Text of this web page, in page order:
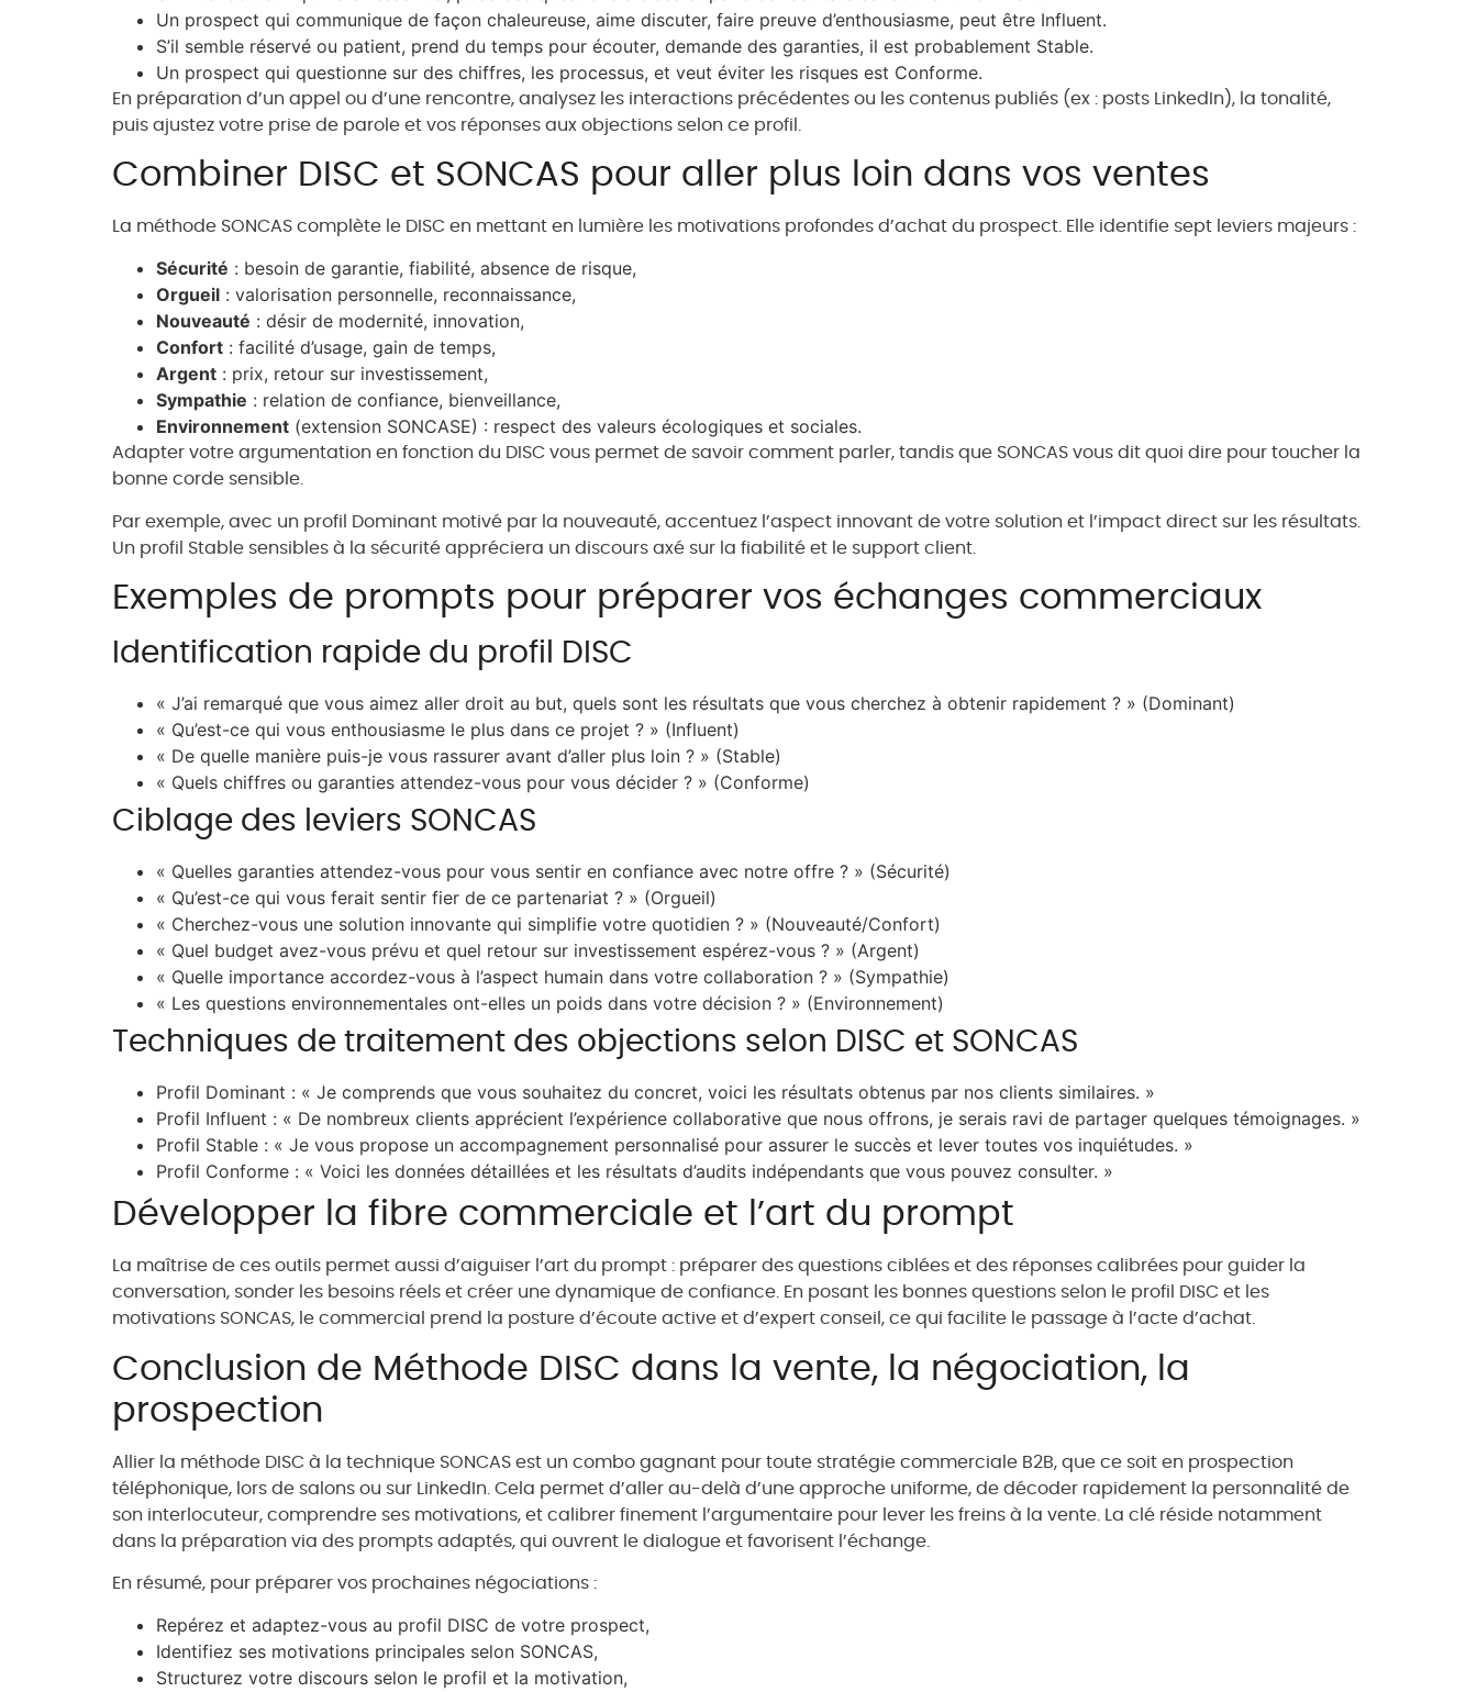
Un prospect qui communique de façon chaleureuse, aime discuter, faire preuve d’enthousiasme, peut être Influent.
S’il semble réservé ou patient, prend du temps pour écouter, demande des garanties, il est probablement Stable.
Un prospect qui questionne sur des chiffres, les processus, et veut éviter les risques est Conforme.
En préparation d’un appel ou d’une rencontre, analysez les interactions précédentes ou les contenus publiés (ex : posts LinkedIn), la tonalité,
puis ajustez votre prise de parole et vos réponses aux objections selon ce profil.
Combiner DISC et SONCAS pour aller plus loin dans vos ventes
La méthode SONCAS complète le DISC en mettant en lumière les motivations profondes d’achat du prospect. Elle identifie sept leviers majeurs :
Sécurité : besoin de garantie, fiabilité, absence de risque,
Orgueil : valorisation personnelle, reconnaissance,
Nouveauté : désir de modernité, innovation,
Confort : facilité d’usage, gain de temps,
Argent : prix, retour sur investissement,
Sympathie : relation de confiance, bienveillance,
Environnement (extension SONCASE) : respect des valeurs écologiques et sociales.
Adapter votre argumentation en fonction du DISC vous permet de savoir comment parler, tandis que SONCAS vous dit quoi dire pour toucher la
bonne corde sensible.
Par exemple, avec un profil Dominant motivé par la nouveauté, accentuez l’aspect innovant de votre solution et l’impact direct sur les résultats.
Un profil Stable sensibles à la sécurité appréciera un discours axé sur la fiabilité et le support client.
Exemples de prompts pour préparer vos échanges commerciaux
Identification rapide du profil DISC
« J’ai remarqué que vous aimez aller droit au but, quels sont les résultats que vous cherchez à obtenir rapidement ? » (Dominant)
« Qu’est-ce qui vous enthousiasme le plus dans ce projet ? » (Influent)
« De quelle manière puis-je vous rassurer avant d’aller plus loin ? » (Stable)
« Quels chiffres ou garanties attendez-vous pour vous décider ? » (Conforme)
Ciblage des leviers SONCAS
« Quelles garanties attendez-vous pour vous sentir en confiance avec notre offre ? » (Sécurité)
« Qu’est-ce qui vous ferait sentir fier de ce partenariat ? » (Orgueil)
« Cherchez-vous une solution innovante qui simplifie votre quotidien ? » (Nouveauté/Confort)
« Quel budget avez-vous prévu et quel retour sur investissement espérez-vous ? » (Argent)
« Quelle importance accordez-vous à l’aspect humain dans votre collaboration ? » (Sympathie)
« Les questions environnementales ont-elles un poids dans votre décision ? » (Environnement)
Techniques de traitement des objections selon DISC et SONCAS
Profil Dominant : « Je comprends que vous souhaitez du concret, voici les résultats obtenus par nos clients similaires. »
Profil Influent : « De nombreux clients apprécient l’expérience collaborative que nous offrons, je serais ravi de partager quelques témoignages. »
Profil Stable : « Je vous propose un accompagnement personnalisé pour assurer le succès et lever toutes vos inquiétudes. »
Profil Conforme : « Voici les données détaillées et les résultats d’audits indépendants que vous pouvez consulter. »
Développer la fibre commerciale et l’art du prompt
La maîtrise de ces outils permet aussi d’aiguiser l’art du prompt : préparer des questions ciblées et des réponses calibrées pour guider la
conversation, sonder les besoins réels et créer une dynamique de confiance. En posant les bonnes questions selon le profil DISC et les
motivations SONCAS, le commercial prend la posture d’écoute active et d’expert conseil, ce qui facilite le passage à l’acte d’achat.
Conclusion de Méthode DISC dans la vente, la négociation, la
prospection
Allier la méthode DISC à la technique SONCAS est un combo gagnant pour toute stratégie commerciale B2B, que ce soit en prospection
téléphonique, lors de salons ou sur LinkedIn. Cela permet d’aller au-delà d’une approche uniforme, de décoder rapidement la personnalité de
son interlocuteur, comprendre ses motivations, et calibrer finement l’argumentaire pour lever les freins à la vente. La clé réside notamment
dans la préparation via des prompts adaptés, qui ouvrent le dialogue et favorisent l’échange.
En résumé, pour préparer vos prochaines négociations :
Repérez et adaptez-vous au profil DISC de votre prospect,
Identifiez ses motivations principales selon SONCAS,
Structurez votre discours selon le profil et la motivation,